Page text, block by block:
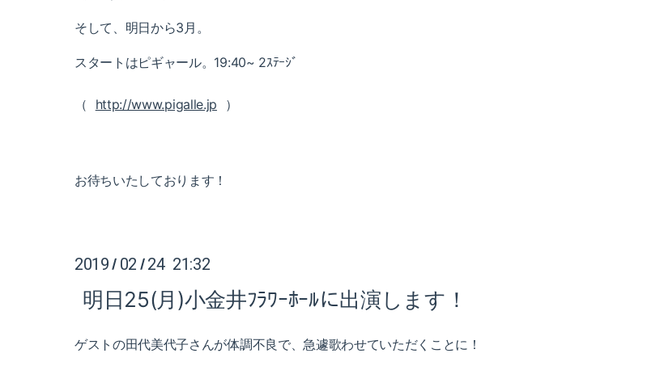
そして、明日から3月。
スタートはピギャール。19:40~ 2ｽﾃｰｼﾞ
（ http://www.pigalle.jp ）
お待ちいたしております！
2019 / 02 / 24 21:32
明日25(月)小金井ﾌﾗﾜｰﾎｰﾙに出演します！
ゲストの田代美代子さんが体調不良で、急遽歌わせていただくことに！